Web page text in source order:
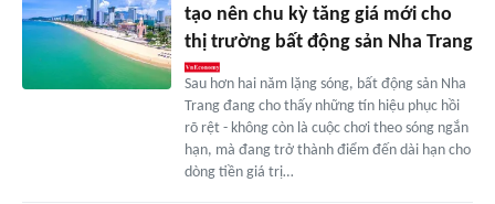
tạo nên chu kỳ tăng giá mới cho
thị trường bất động sản Nha Trang
Sau hơn hai năm lặng sóng, bất động sản Nha
Trang đang cho thấy những tín hiệu phục hồi
rõ rệt - không còn là cuộc chơi theo sóng ngắn
hạn, mà đang trở thành điểm đến dài hạn cho
dòng tiền giá trị…